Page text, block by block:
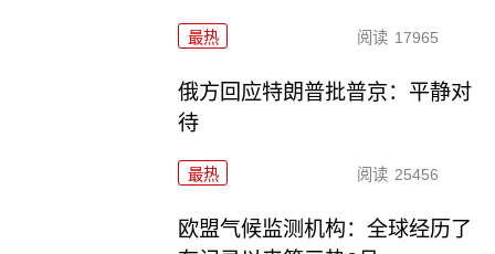
最热 阅读 17965
俄方回应特朗普批普京：平静对
待
最热 阅读 25456
欧盟气候监测机构：全球经历了